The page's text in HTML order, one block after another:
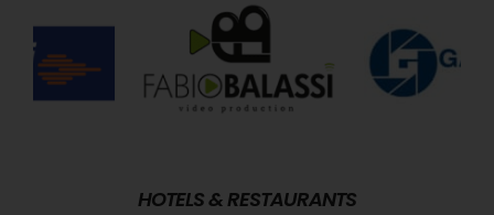
HOTELS & RESTAURANTS